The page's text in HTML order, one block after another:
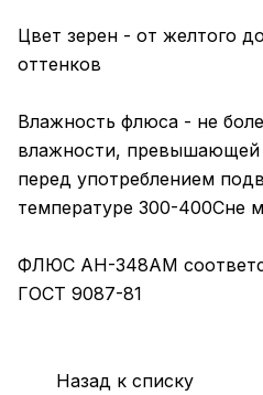
Цвет зерен - от желтого
оттенков
Влажность флюса - не
влажности,
перед употреблением
температуре 300-400Сне
ФЛЮС АН-348АМ
ГОСТ 9087-81
Назад к списку